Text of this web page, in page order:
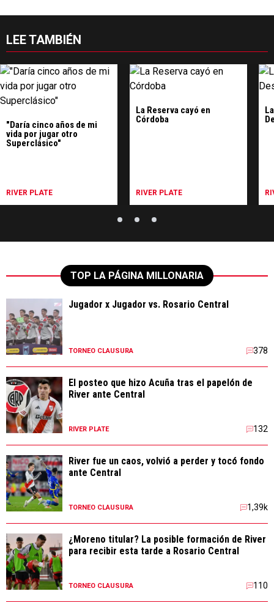
LEE TAMBIÉN
"Daría cinco años de mi
vida por jugar otro
Superclásico"
RIVER PLATE
La Reserva cayó en
Córdoba
RIVER PLATE
TOP LA PÁGINA MILLONARIA
Jugador x Jugador vs. Rosario Central
TORNEO CLAUSURA 378
El posteo que hizo Acuña tras el papelón de
River ante Central
RIVER PLATE 132
River fue un caos, volvió a perder y tocó fondo
ante Central
TORNEO CLAUSURA 1,39k
¿Moreno titular? La posible formación de River
para recibir esta tarde a Rosario Central
TORNEO CLAUSURA 110